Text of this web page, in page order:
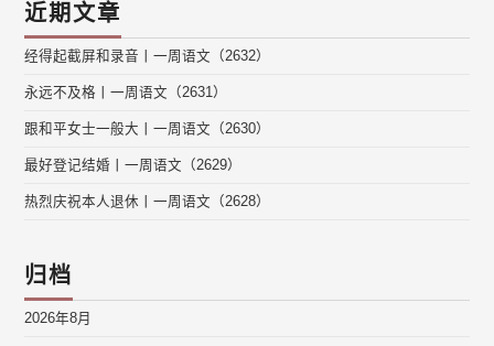
近期文章
经得起截屏和录音丨一周语文（2632）
永远不及格丨一周语文（2631）
跟和平女士一般大丨一周语文（2630）
最好登记结婚丨一周语文（2629）
热烈庆祝本人退休丨一周语文（2628）
归档
2026年8月